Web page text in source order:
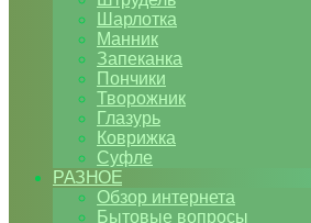
Шарлотка
Манник
Запеканка
Пончики
Творожник
Глазурь
Коврижка
Суфле
РАЗНОЕ
Обзор интернета
Бытовые вопросы